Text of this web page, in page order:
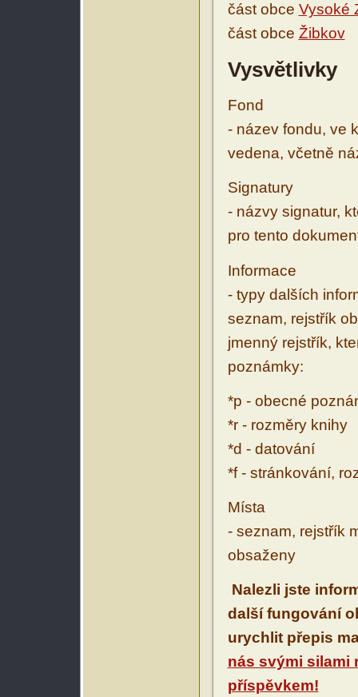
část obce Vysoké
část obce Žibkov
Vysvětlivky
Fond
- název fondu, ve
vedena, včetně
Signatury
- názvy signatur,
pro tento
Informace
- typy dalších
seznam, rejstřík
jmenný rejstřík,
poznámky:
*p - obecné
*r - rozměry knihy
*d - datování
*f - stránkování,
Místa
- seznam, rejstřík
obsaženy
Nalezli jste
další fungování
urychlit přepis
nás svými silami
příspěvkem!